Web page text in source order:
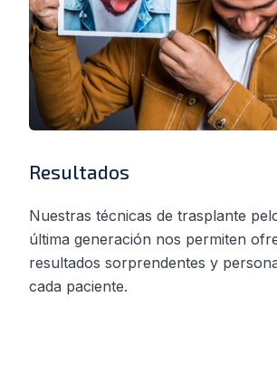
Resultados
Nuestras técnicas de trasplante
última generación nos permiten
resultados sorprendentes y
cada paciente.